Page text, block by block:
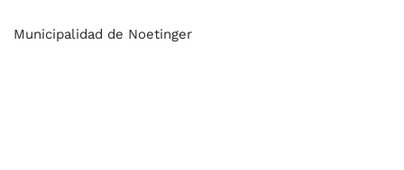
Municipalidad de Noetinger